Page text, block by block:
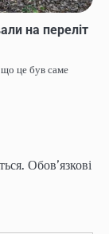
на переліт
що це був саме
Обов’язкові